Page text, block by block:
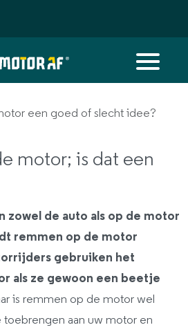
een goed of slecht idee?
motor; is dat een
zowel de auto als op de motor
remmen op de motor
gebruiken het
als ze gewoon een beetje
is remmen op de motor wel
toebrengen aan uw motor en